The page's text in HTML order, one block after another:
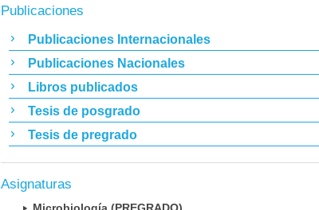
Publicaciones
Publicaciones Internacionales
Publicaciones Nacionales
Libros publicados
Tesis de posgrado
Tesis de pregrado
Asignaturas